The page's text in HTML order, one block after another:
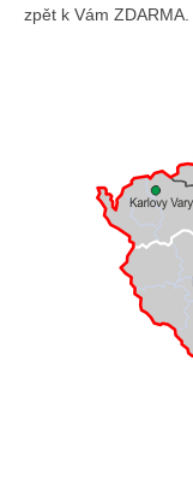
zpět k Vám ZDARMA.